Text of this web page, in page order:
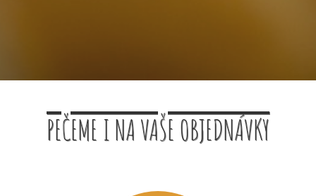
PEČEME I NA VAŠE OBJEDNÁVKY